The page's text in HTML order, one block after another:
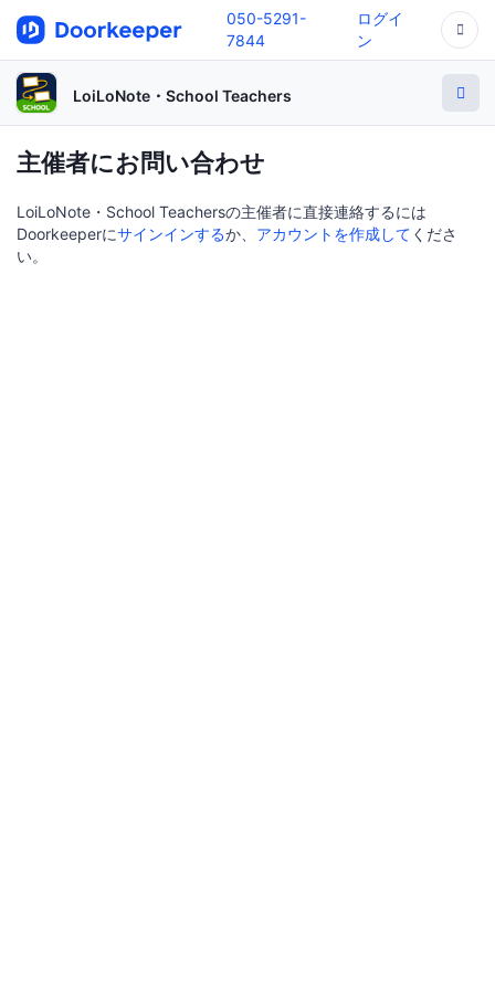
050-5291-
7844
ログイ
ン
LoiLoNote・School Teachers
主催者にお問い合わせ
LoiLoNote・School Teachersの主催者に直接連絡するには
Doorkeeperにサインインするか、 アカウントを作成して くださ
い。